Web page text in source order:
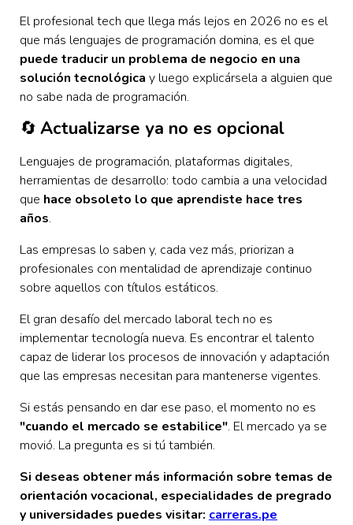
El profesional tech que llega más lejos en 2026 no es el
que más lenguajes de programación domina, es el que
puede traducir un problema de negocio en una
solución tecnológica y luego explicársela a alguien que
no sabe nada de programación.
🔄 Actualizarse ya no es opcional
Lenguajes de programación, plataformas digitales,
herramientas de desarrollo: todo cambia a una velocidad
que hace obsoleto lo que aprendiste hace tres
años.
Las empresas lo saben y, cada vez más, priorizan a
profesionales con mentalidad de aprendizaje continuo
sobre aquellos con títulos estáticos.
El gran desafío del mercado laboral tech no es
implementar tecnología nueva. Es encontrar el talento
capaz de liderar los procesos de innovación y adaptación
que las empresas necesitan para mantenerse vigentes.
Si estás pensando en dar ese paso, el momento no es
"cuando el mercado se estabilice". El mercado ya se
movió. La pregunta es si tú también.
Si deseas obtener más información sobre temas de
orientación vocacional, especialidades de pregrado
y universidades puedes visitar: carreras.pe